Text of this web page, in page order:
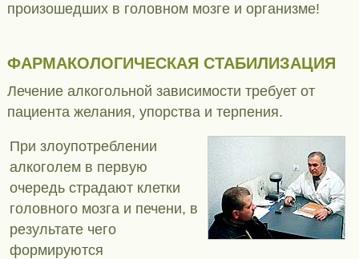
произошедших в головном мозге и организме!
ФАРМАКОЛОГИЧЕСКАЯ СТАБИЛИЗАЦИЯ
Лечение алкогольной зависимости требует от
пациента желания, упорства и терпения.
При злоупотреблении
алкоголем в первую
очередь страдают клетки
головного мозга и печени, в
результате чего
формируются